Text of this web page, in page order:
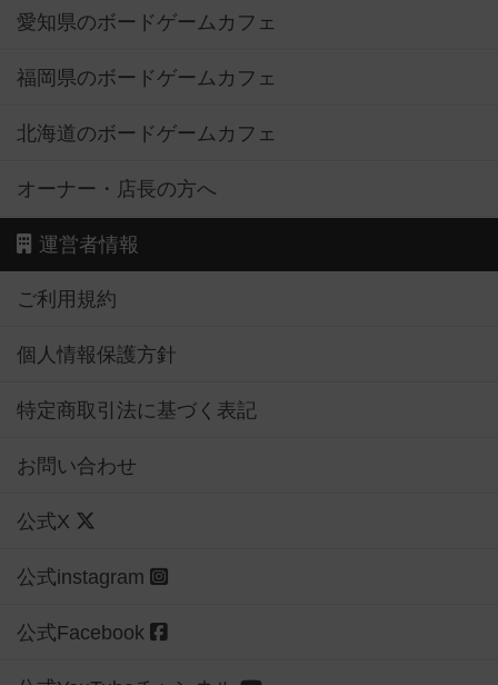
愛知県のボードゲームカフェ
福岡県のボードゲームカフェ
北海道のボードゲームカフェ
オーナー・店長の方へ
運営者情報
ご利用規約
個人情報保護方針
特定商取引法に基づく表記
お問い合わせ
公式X
公式instagram
公式Facebook